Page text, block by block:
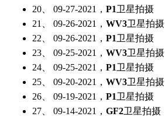
20、 09-27-2021， P1卫星拍摄
21、 09-26-2021， WV3卫星拍摄
22、 09-26-2021， P1卫星拍摄
23、 09-25-2021， WV3卫星拍摄
24、 09-25-2021， P1卫星拍摄
25、 09-20-2021， WV3卫星拍摄
26、 09-19-2021， P1卫星拍摄
27、 09-14-2021， GF2卫星拍摄